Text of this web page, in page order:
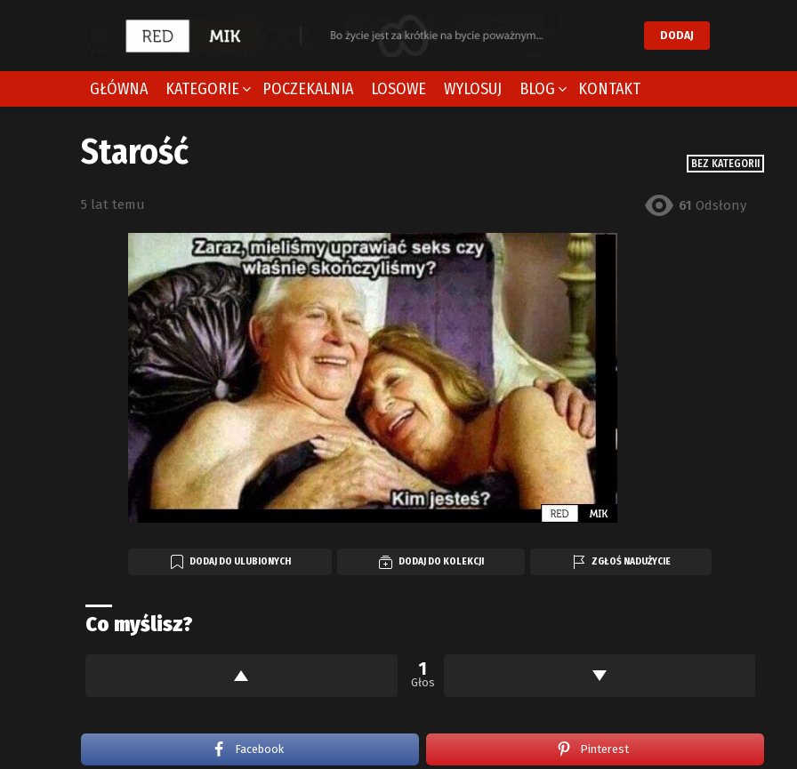
DODAJ
GŁÓWNA KATEGORIE POCZEKALNIA LOSOWE WYLOSUJ BLOG KONTAKT
BEZ KATEGORII
Starość
5 lat temu 61 Odsłony
DODAJ DO ULUBIONYCH DODAJ DO KOLEKCJI ZGŁOŚ NADUŻYCIE
Co myślisz?
1
Głos
Facebook Pinterest